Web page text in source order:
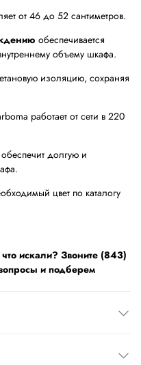
от 46 до 52 сантиметров.
обеспечивается
объему шкафа.
изоляцию, сохраняя
работает от сети в 220
обеспечит долгую и
цвет по каталогу
искали? Звоните (843)
и подберем